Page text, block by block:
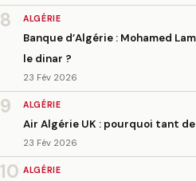
8 ALGÉRIE
Banque d’Algérie : Mohamed
le dinar ?
23 Fév 2026
9 ALGÉRIE
Air Algérie UK : pourquoi tant
23 Fév 2026
10 ALGÉRIE